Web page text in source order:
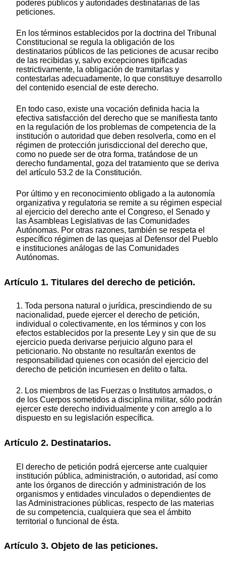
poderes públicos y autoridades destinatarias de las
peticiones.
En los términos establecidos por la doctrina del Tribunal
Constitucional se regula la obligación de los
destinatarios públicos de las peticiones de acusar recibo
de las recibidas y, salvo excepciones tipificadas
restrictivamente, la obligación de tramitarlas y
contestarlas adecuadamente, lo que constituye desarrollo
del contenido esencial de este derecho.
En todo caso, existe una vocación definida hacia la
efectiva satisfacción del derecho que se manifiesta tanto
en la regulación de los problemas de competencia de la
institución o autoridad que deben resolverla, como en el
régimen de protección jurisdiccional del derecho que,
como no puede ser de otra forma, tratándose de un
derecho fundamental, goza del tratamiento que se deriva
del artículo 53.2 de la Constitución.
Por último y en reconocimiento obligado a la autonomía
organizativa y regulatoria se remite a su régimen especial
al ejercicio del derecho ante el Congreso, el Senado y
las Asambleas Legislativas de las Comunidades
Autónomas. Por otras razones, también se respeta el
específico régimen de las quejas al Defensor del Pueblo
e instituciones análogas de las Comunidades
Autónomas.
Artículo 1. Titulares del derecho de petición.
1. Toda persona natural o jurídica, prescindiendo de su
nacionalidad, puede ejercer el derecho de petición,
individual o colectivamente, en los términos y con los
efectos establecidos por la presente Ley y sin que de su
ejercicio pueda derivarse perjuicio alguno para el
peticionario. No obstante no resultarán exentos de
responsabilidad quienes con ocasión del ejercicio del
derecho de petición incurriesen en delito o falta.
2. Los miembros de las Fuerzas o Institutos armados, o
de los Cuerpos sometidos a disciplina militar, sólo podrán
ejercer este derecho individualmente y con arreglo a lo
dispuesto en su legislación específica.
Artículo 2. Destinatarios.
El derecho de petición podrá ejercerse ante cualquier
institución pública, administración, o autoridad, así como
ante los órganos de dirección y administración de los
organismos y entidades vinculados o dependientes de
las Administraciones públicas, respecto de las materias
de su competencia, cualquiera que sea el ámbito
territorial o funcional de ésta.
Artículo 3. Objeto de las peticiones.